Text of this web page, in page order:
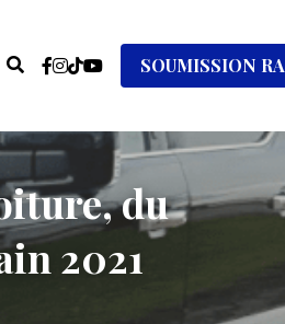
SOUMISSION
du
2021